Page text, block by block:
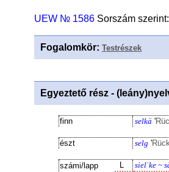
UEW № 1586 Sorszám szerint:
Fogalomkör: Testrészek
Egyeztető rész -
finn selkä '
észt selg '
számi/lapp L sielˈke ~